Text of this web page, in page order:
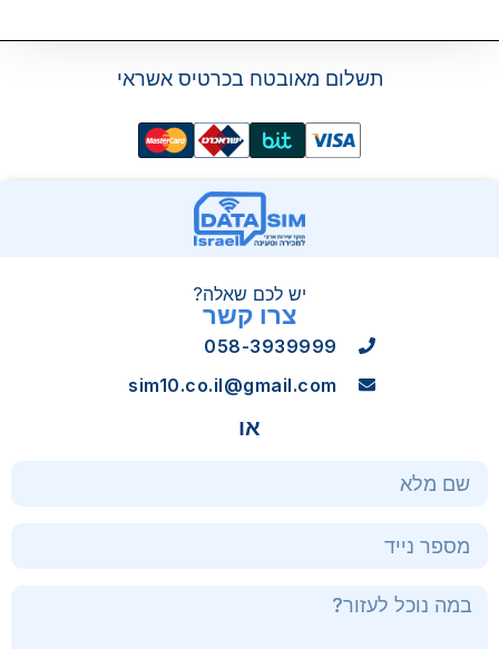
תשלום מאובטח בכרטיס אשראי
יש לכם שאלה?
צרו קשר
058-3939999
sim10.co.il@gmail.com
או